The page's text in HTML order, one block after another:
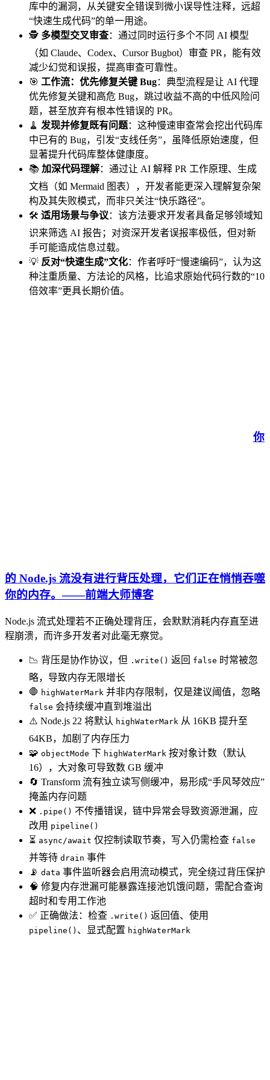
库中的漏洞，从关键安全错误到微小误导性注释，远超
“快速生成代码”的单一用途。
🕵️ 多模型交叉审查：通过同时运行多个不同 AI 模型
（如 Claude、Codex、Cursor Bugbot）审查 PR，能有效
减少幻觉和误报，提高审查可靠性。
🎯 工作流：优先修复关键 Bug：典型流程是让 AI 代理
优先修复关键和高危 Bug，跳过收益不高的中低风险问
题，甚至放弃有根本性错误的 PR。
🧹 发现并修复既有问题：这种慢速审查常会挖出代码库
中已有的 Bug，引发“支线任务”，虽降低原始速度，但
显著提升代码库整体健康度。
📚 加深代码理解：通过让 AI 解释 PR 工作原理、生成
文档（如 Mermaid 图表），开发者能更深入理解复杂架
构及其失败模式，而非只关注“快乐路径”。
🛠️ 适用场景与争议 ：该方法要求开发者具备足够领域知
识来筛选 AI 报告；对资深开发者误报率极低，但对新
手可能造成信息过载。
💡 反对“快速生成”文化：作者呼吁“慢速编码”，认为这
种注重质量、方法论的风格，比追求原始代码行数的“10
倍效率”更具长期价值。
你
的 Node.js 流没有进行背压处理，它们正在悄悄吞噬
你的内存。——前端大师博客
Node.js 流式处理若不正确处理背压，会默默消耗内存直至进
程崩溃，而许多开发者对此毫无察觉。
📉 背压是协作协议，但 .write() 返回 false 时常被忽
略，导致内存无限增长
🛑 highWaterMark 并非内存限制，仅是建议阈值，忽略
false 会持续缓冲直到堆溢出
⚠️ Node.js 22 将默认 highWaterMark 从 16KB 提升至
64KB，加剧了内存压力
🧩 objectMode 下 highWaterMark 按对象计数（默认
16），大对象可导致数 GB 缓冲
🔄 Transform 流有独立读写侧缓冲，易形成“手风琴效应”
掩盖内存问题
❌ .pipe() 不传播错误，链中异常会导致资源泄漏，应
改用 pipeline()
⏳ async/await 仅控制读取节奏，写入仍需检查 false
并等待 drain 事件
📡 data 事件监听器会启用流动模式，完全绕过背压保护
🧠 修复内存泄漏可能暴露连接池饥饿问题，需配合查询
超时和专用工作池
✅ 正确做法：检查 .write() 返回值、使用
pipeline() 、显式配置 highWaterMark